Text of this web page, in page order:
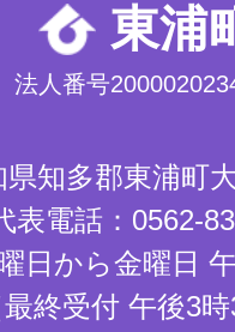
東浦
法人番号
県知多郡東浦町
表電話：0562-
日から金曜日
最終受付 午後3